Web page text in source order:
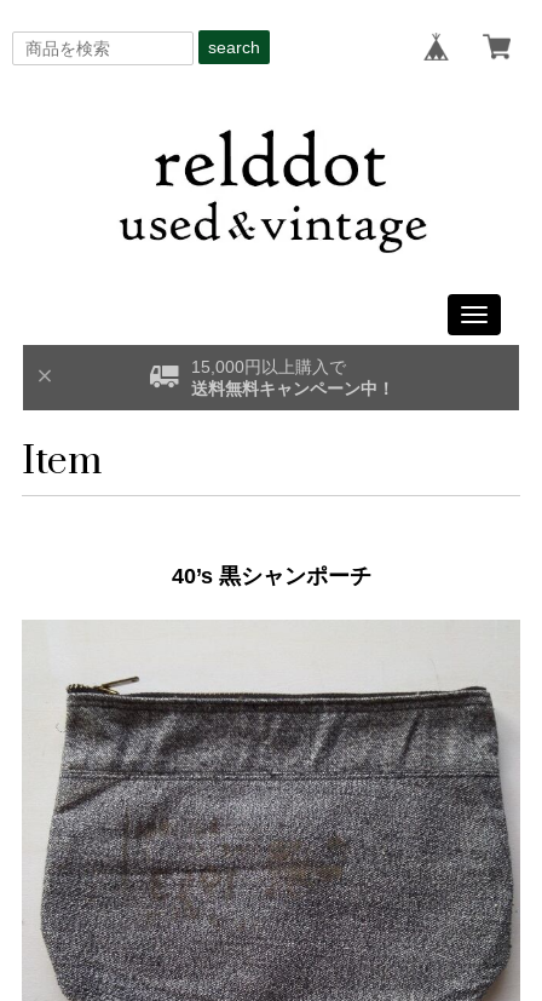
search
Toggle
15,000円以上購入で
送料無料キャンペーン中！
Item
40’s 黒シャンポーチ